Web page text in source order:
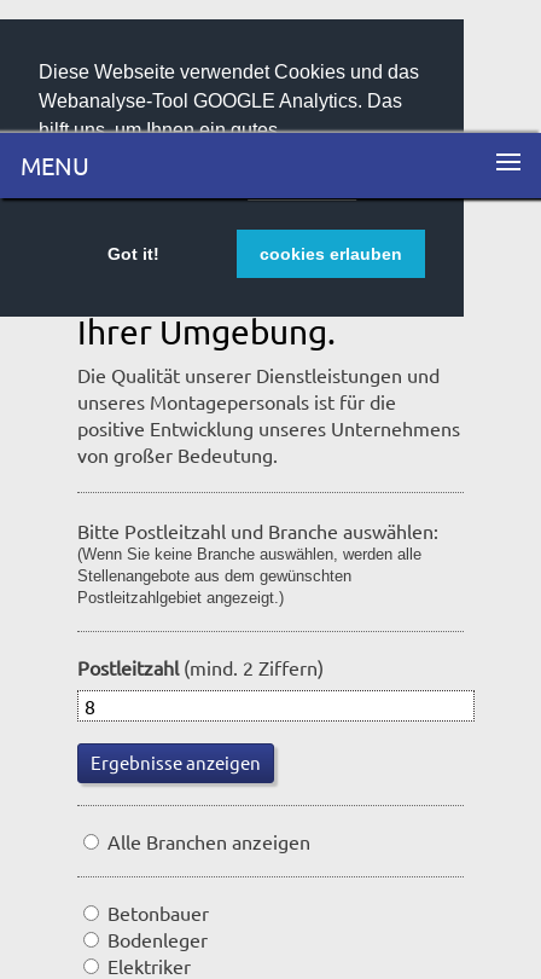
Diese Webseite verwendet Cookies und das
Webanalyse-Tool GOOGLE Analytics. Das
hilft uns, um Ihnen ein gutes
Nutzungserlebnis zu bieten und unsere
Got it! cookies erlauben
MENU
Aktuelle
Stellenangebote aus
Ihrer Umgebung.
Die Qualität unserer Dienstleistungen und
unseres Montagepersonals ist für die
positive Entwicklung unseres Unternehmens
von großer Bedeutung.
Bitte Postleitzahl und Branche auswählen:
(Wenn Sie keine Branche auswählen, werden alle
Stellenangebote aus dem gewünschten
Postleitzahlgebiet angezeigt.)
Postleitzahl(mind. 2 Ziffern)
Alle Branchen anzeigen
Betonbauer
Bodenleger
Elektriker